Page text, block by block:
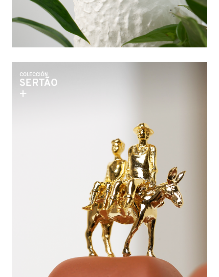
COLECCIÓN
SERTÃO
+